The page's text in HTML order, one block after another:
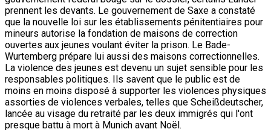
prennent les devants. Le gouvernement de Saxe a constaté
que la nouvelle loi sur les établissements pénitentiaires pour
mineurs autorise la fondation de maisons de correction
ouvertes aux jeunes voulant éviter la prison. Le Bade-
Wurtemberg prépare lui aussi des maisons correctionnelles.
La violence des jeunes est devenu un sujet sensible pour les
responsables politiques. Ils savent que le public est de
moins en moins disposé à supporter les violences physiques
assorties de violences verbales, telles que Scheißdeutscher,
lancée au visage du retraité par les deux immigrés qui l'ont
presque battu à mort à Munich avant Noël.